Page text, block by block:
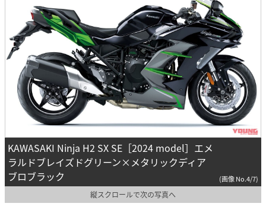
KAWASAKI Ninja H2 SX SE［2024 model］エメ
ラルドブレイズドグリーン×メタリックディア
ブロブラック
(画像 No.4/7)
縦スクロールで次の写真へ